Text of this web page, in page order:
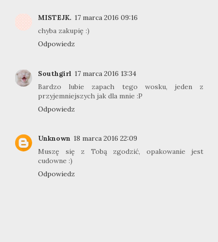
MISTEJK. 17 marca 2016 09:16
chyba zakupię :)
Odpowiedz
Southgirl 17 marca 2016 13:34
Bardzo lubie zapach tego wosku, jeden z
przyjemniejszych jak dla mnie :P
Odpowiedz
Unknown 18 marca 2016 22:09
Muszę się z Tobą zgodzić, opakowanie jest
cudowne :)
Odpowiedz